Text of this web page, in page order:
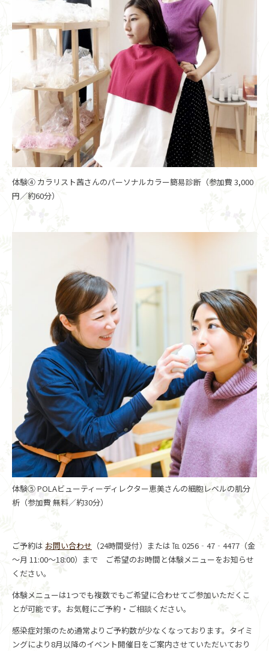
体験④ カラリスト茜さんのパーソナルカラー簡易診断（参加費 3,000
円／約60分）
体験⑤ POLAビューティーディレクター恵美さんの細胞レベルの肌分
析（参加費 無料／約30分）
ご予約は お問い合わせ （24時間受付）または ℡ 0256‐47‐4477（金
～月 11:00～18:00）まで ご希望のお時間と体験メニューをお知らせ
ください。
体験メニューは1つでも複数でもご希望に合わせてご参加いただくこ
とが可能です。お気軽にご予約・ご相談ください。
感染症対策のため通常よりご予約数が少なくなっております。タイミ
ングにより8月以降のイベント開催日をご案内させていただいており